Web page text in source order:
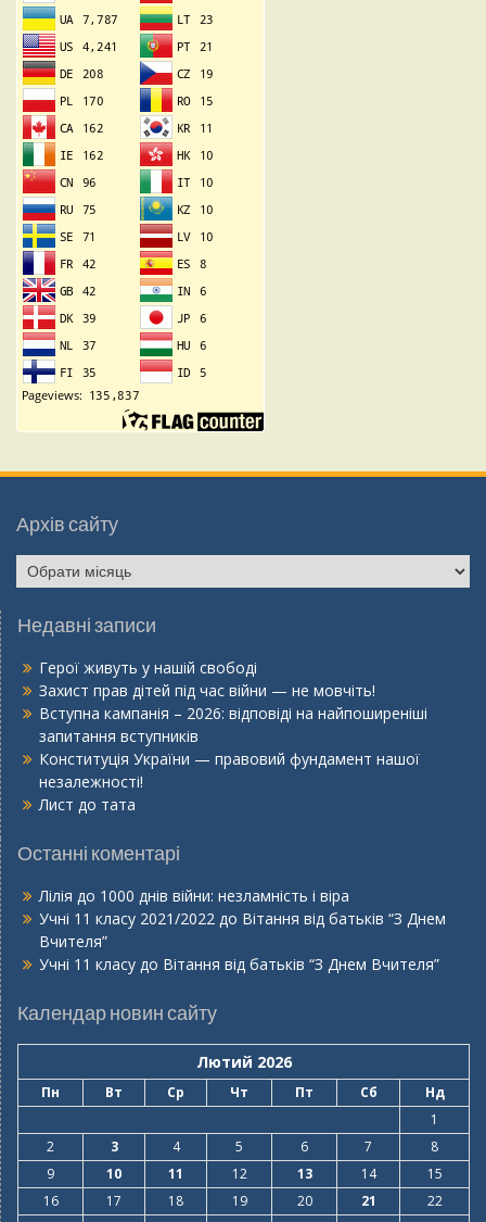
Архів сайту
Недавні записи
Герої живуть у нашій свободі
Захист прав дітей під час війни — не мовчіть!
Вступна кампанія – 2026: відповіді на найпоширеніші
запитання вступників
Конституція України — правовий фундамент нашої
незалежності!
Лист до тата
Останні коментарі
Лілія до 1000 днів війни: незламність і віра
Учні 11 класу 2021/2022 до Вітання від батьків “З Днем
Вчителя”
Учні 11 класу до Вітання від батьків “З Днем Вчителя”
Календар новин сайту
Лютий 2026
Пн Вт Ср Чт Пт Сб
Нд
1
2
3 4 5 6 7
8
9
10 11 12 13 14
15
16
17 18 19 20 21
22